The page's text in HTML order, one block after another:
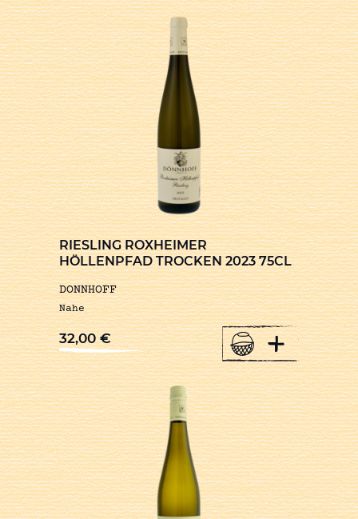
RIESLING ROXHEIMER
HÖLLENPFAD TROCKEN 2023 75CL
DONNHOFF
Nahe
32,00€ +